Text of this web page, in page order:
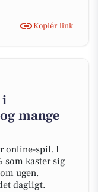
Kopiér link
i
mange
online-spil. I
som kaster sig
ugen.
dagligt.